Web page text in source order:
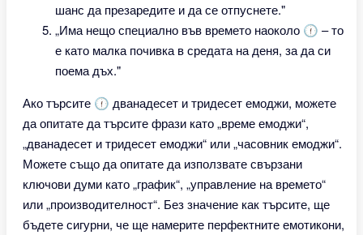
шанс да презаредите и да се отпуснете."
„Има нещо специално във времето наоколо 🕧 – то
е като малка почивка в средата на деня, за да си
поема дъх."
Ако търсите 🕧 дванадесет и тридесет емоджи, можете
да опитате да търсите фрази като „време емоджи“,
„дванадесет и тридесет емоджи“ или „часовник емоджи“.
Можете също да опитате да използвате свързани
ключови думи като „график“, „управление на времето“
или „производителност“. Без значение как търсите, ще
бъдете сигурни, че ще намерите перфектните емотикони,